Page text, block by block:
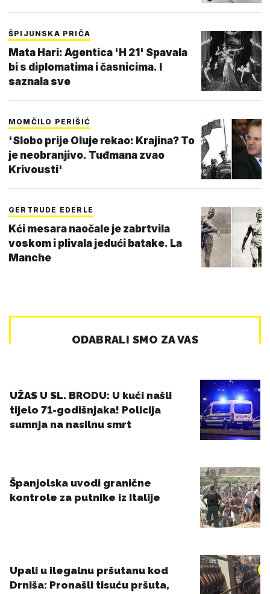
ŠPIJUNSKA PRIČA
Mata Hari: Agentica 'H 21' Spavala
bi s diplomatima i časnicima. I
saznala sve
MOMČILO PERIŠIĆ
'Slobo prije Oluje rekao: Krajina? To
je neobranjivo. Tuđmana zvao
Krivousti'
GERTRUDE EDERLE
Kći mesara naočale je zabrtvila
voskom i plivala jedući batake. La
Manche